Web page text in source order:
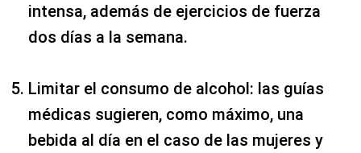
intensa, además de ejercicios de fuerza
dos días a la semana.
Limitar el consumo de alcohol: las guías
médicas sugieren, como máximo, una
bebida al día en el caso de las mujeres y